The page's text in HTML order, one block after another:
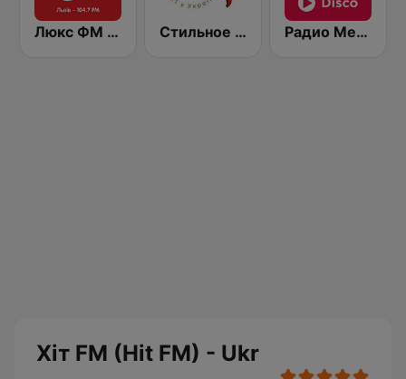
Люкс ФМ (Lux FM) Львів Стильное Радио - Перец ФМ (Stilnoe, perec fm) Радио Мелодия (Radio Melodia Disco)
Хіт FM (Hit FM) - Ukr